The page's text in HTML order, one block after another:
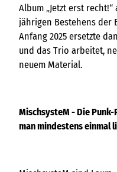
Album „Jetzt erst
jährigen Bestehens der
Anfang 2025 ersetzte
und das Trio arbeitet,
neuem Material.
MischsysteM - Die
man mindestens einmal